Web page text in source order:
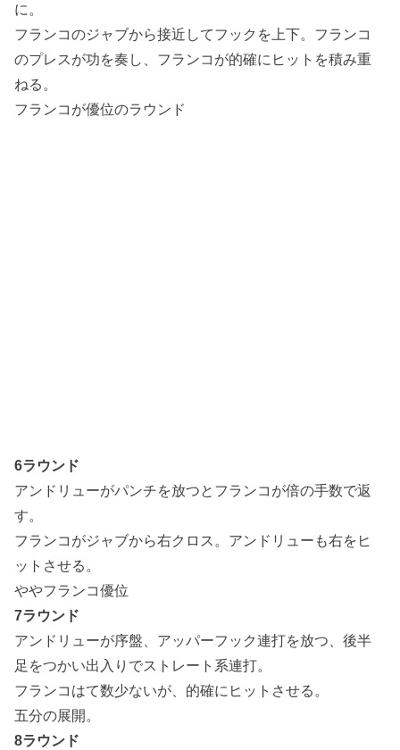
に。
フランコのジャブから接近してフックを上下。フランコ
のプレスが功を奏し、フランコが的確にヒットを積み重
ねる。
フランコが優位のラウンド
6ラウンド
アンドリューがパンチを放つとフランコが倍の手数で返
す。
フランコがジャブから右クロス。アンドリューも右をヒ
ットさせる。
ややフランコ優位
7ラウンド
アンドリューが序盤、アッパーフック連打を放つ、後半
足をつかい出入りでストレート系連打。
フランコはて数少ないが、的確にヒットさせる。
五分の展開。
8ラウンド